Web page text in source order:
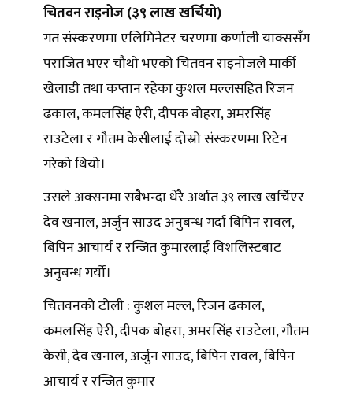
चितवन राइनोज (३९ लाख खर्चियो)
गत संस्करणमा एलिमिनेटर चरणमा कर्णाली याक्ससँग
पराजित भएर चौथो भएको चितवन राइनोजले मार्की
खेलाडी तथा कप्तान रहेका कुशल मल्लसहित रिजन
ढकाल, कमलसिंह ऐरी, दीपक बोहरा, अमरसिंह
राउटेला र गौतम केसीलाई दोस्रो संस्करणमा रिटेन
गरेको थियो।
उसले अक्सनमा सबैभन्दा धेरै अर्थात ३९ लाख खर्चिएर
देव खनाल, अर्जुन साउद अनुबन्ध गर्दा बिपिन रावल,
बिपिन आचार्य र रन्जित कुमारलाई विशलिस्टबाट
अनुबन्ध गर्यो।
चितवनको टोली : कुशल मल्ल, रिजन ढकाल,
कमलसिंह ऐरी, दीपक बोहरा, अमरसिंह राउटेला, गौतम
केसी, देव खनाल, अर्जुन साउद, बिपिन रावल, बिपिन
आचार्य र रन्जित कुमार